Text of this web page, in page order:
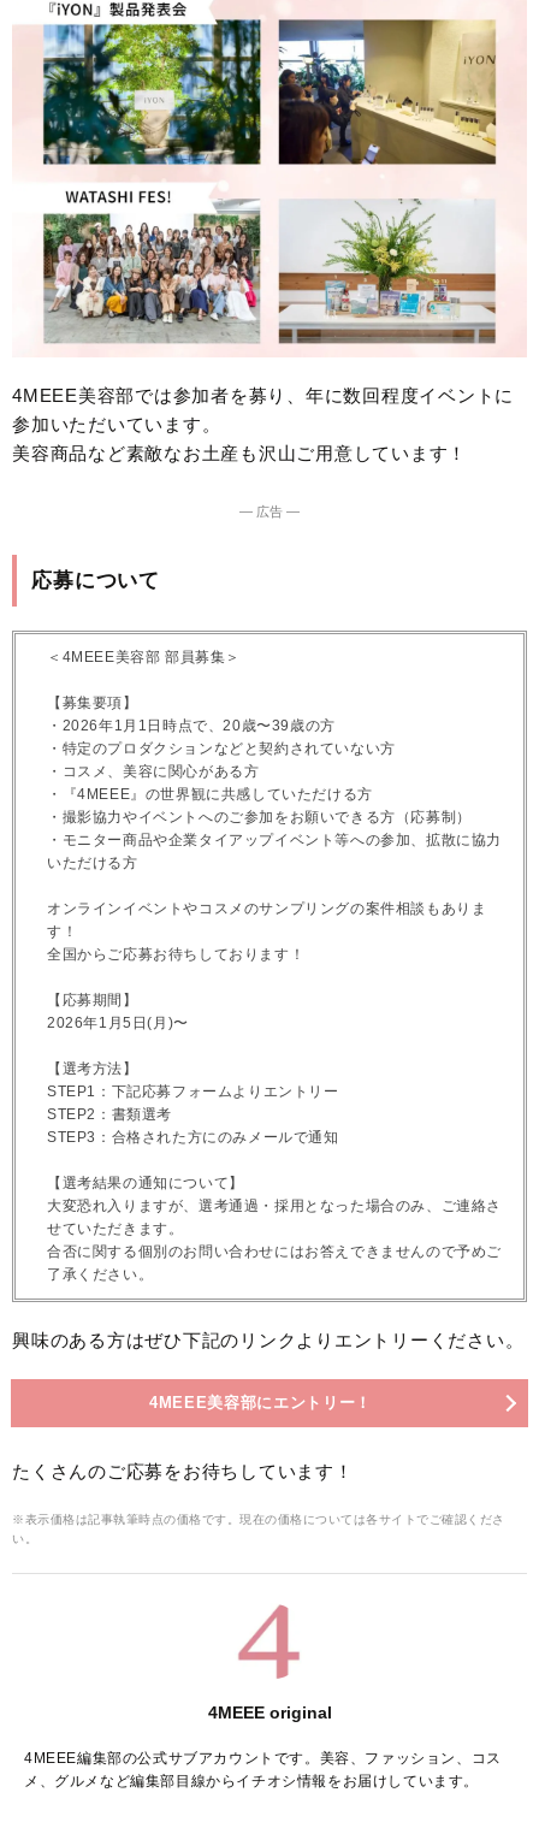
4MEEE美容部では参加者を募り、年に数回程度イベントに
参加いただいています。
美容商品など素敵なお土産も沢山ご用意しています！
― 広告 ―
応募について
＜4MEEE美容部 部員募集＞
【募集要項】
・2026年1月1日時点で、20歳〜39歳の方
・特定のプロダクションなどと契約されていない方
・コスメ、美容に関心がある方
・『4MEEE』の世界観に共感していただける方
・撮影協力やイベントへのご参加をお願いできる方（応募制）
・モニター商品や企業タイアップイベント等への参加、拡散に協力
いただける方
オンラインイベントやコスメのサンプリングの案件相談もありま
す！
全国からご応募お待ちしております！
【応募期間】
2026年1月5日(月)〜
【選考方法】
STEP1：下記応募フォームよりエントリー
STEP2：書類選考
STEP3：合格された方にのみメールで通知
【選考結果の通知について】
大変恐れ入りますが、選考通過・採用となった場合のみ、ご連絡さ
せていただきます。
合否に関する個別のお問い合わせにはお答えできませんので予めご
了承ください。
興味のある方はぜひ下記のリンクよりエントリーください。
4MEEE美容部にエントリー！
たくさんのご応募をお待ちしています！
※表示価格は記事執筆時点の価格です。現在の価格については各サイトでご確認くださ
い。
4MEEE original
4MEEE編集部の公式サブアカウントです。美容、ファッション、コス
メ、グルメなど編集部目線からイチオシ情報をお届けしています。